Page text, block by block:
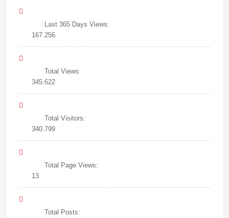
Last 365 Days Views:
167.256
Total Views:
345.622
Total Visitors:
340.799
Total Page Views:
13
Total Posts: